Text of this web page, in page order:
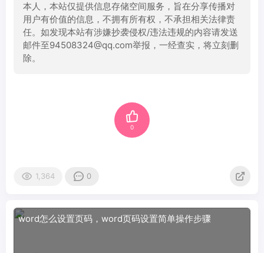
本人，本站仅提供信息存储空间服务，旨在分享传播对
用户有价值的信息，不拥有所有权，不承担相关法律责
任。如发现本站有涉嫌抄袭侵权/违法违规的内容请发送
邮件至94508324@qq.com举报，一经查实，将立刻删
除。
0
1,364 0
word怎么设置页码，word页码设置简单操作步骤